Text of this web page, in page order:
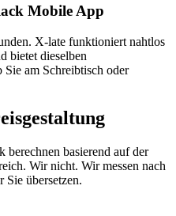
Mobile App
X-late funktioniert nahtlos
bietet dieselben
am Schreibtisch oder
berechnen basierend auf der
Wir nicht. Wir messen nach
übersetzen.